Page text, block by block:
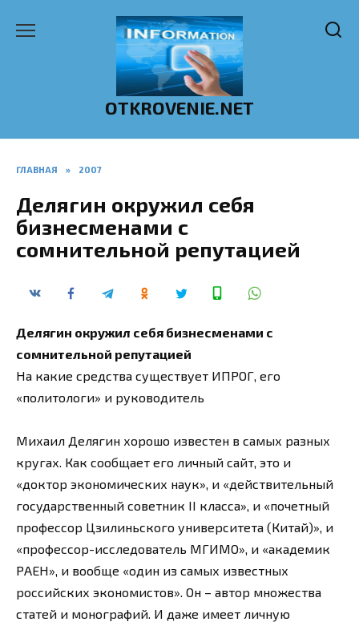
OTKROVENIE.NET
ГЛАВНАЯ » 2007
Делягин окружил себя
бизнесменами с
сомнительной репутацией
Делягин окружил себя бизнесменами с
сомнительной репутацией
На какие средства существует ИПРОГ, его
«политологи» и руководитель
Михаил Делягин хорошо известен в самых разных
кругах. Как сообщает его личный сайт, это и
«доктор экономических наук», и «действительный
государственный советник II класса», и «почетный
профессор Цзилиньского университета (Китай)», и
«профессор-исследователь МГИМО», и «академик
РАЕН», и вообще «один из самых известных
российских экономистов». Он – автор множества
статей и монографий. И даже имеет личную